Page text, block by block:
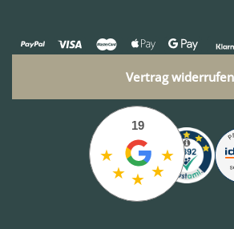
Vertrag widerrufen
★
★ ★ ★
★
19